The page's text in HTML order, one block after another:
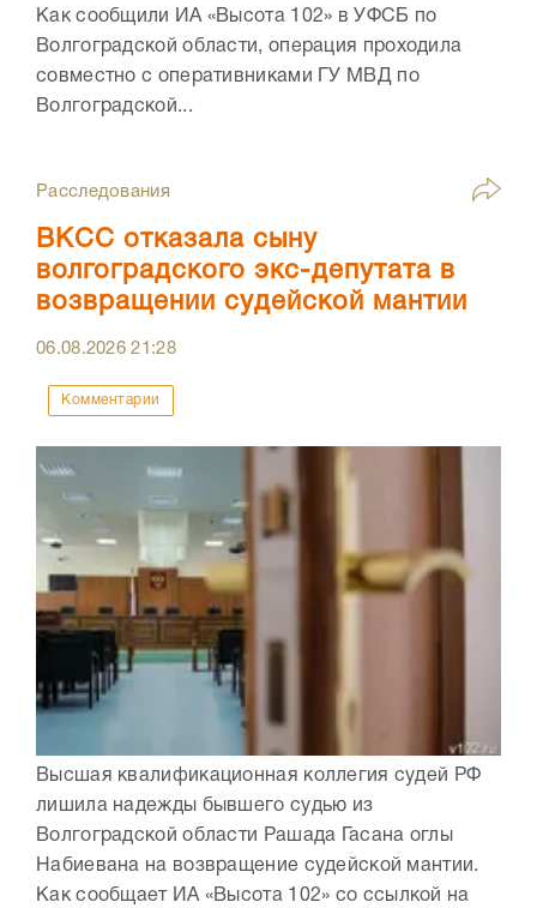
Как сообщили ИА «Высота 102» в УФСБ по
Волгоградской области, операция проходила
совместно с оперативниками ГУ МВД по
Волгоградской...
Расследования
ВКСС отказала сыну
волгоградского экс-депутата в
возвращении судейской мантии
06.08.202621:28
Комментарии
Высшая квалификационная коллегия судей РФ
лишила надежды бывшего судью из
Волгоградской области Рашада Гасана оглы
Набиевана на возвращение судейской мантии.
Как сообщает ИА «Высота 102» со ссылкой на